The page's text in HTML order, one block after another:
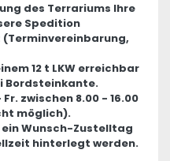
des Terrariums Ihre
Spedition
(Terminvereinbarung,
12 t LKW erreichbar
Bordsteinkante.
zwischen 8.00 - 16.00
möglich).
ein Wunsch-Zustelltag
hinterlegt werden.